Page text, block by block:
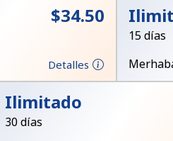
⁦$34.50⁩
Detalles
15 días
Ilimitado
30 días